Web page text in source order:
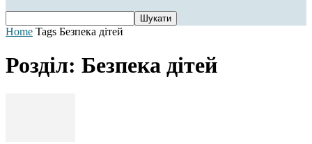
Home Tags Безпека дітей
Розділ: Безпека дітей